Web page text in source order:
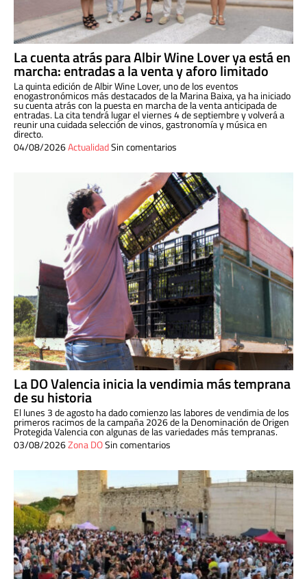
La cuenta atrás para Albir Wine Lover ya está en
marcha: entradas a la venta y aforo limitado
La quinta edición de Albir Wine Lover, uno de los eventos
enogastronómicos más destacados de la Marina Baixa, ya ha iniciado
su cuenta atrás con la puesta en marcha de la venta anticipada de
entradas. La cita tendrá lugar el viernes 4 de septiembre y volverá a
reunir una cuidada selección de vinos, gastronomía y música en
directo.
04/08/2026ActualidadSin comentarios
La DO Valencia inicia la vendimia más temprana
de su historia
El lunes 3 de agosto ha dado comienzo las labores de vendimia de los
primeros racimos de la campaña 2026 de la Denominación de Origen
Protegida Valencia con algunas de las variedades más tempranas.
03/08/2026Zona DOSin comentarios